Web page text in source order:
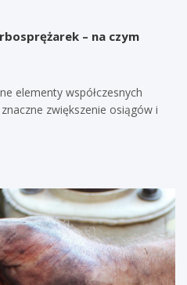
– na czym
elementy współczesnych
zwiększenie osiągów i